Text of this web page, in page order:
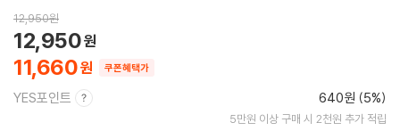
12,950원
11,660
12,950
쿠폰혜택가
YES포인트 640원 (5%)
5만원 이상 구매 시 2천원 추가 적립